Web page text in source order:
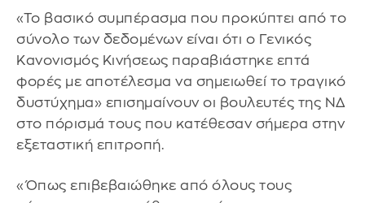
«Το βασικό συμπέρασμα που προκύπτει από το
σύνολο των δεδομένων είναι ότι ο Γενικός
Κανονισμός Κινήσεως παραβιάστηκε επτά
φορές με αποτέλεσμα να σημειωθεί το τραγικό
δυστύχημα» επισημαίνουν οι βουλευτές της ΝΔ
στο πόρισμά τους που κατέθεσαν σήμερα στην
εξεταστική επιτροπή.
«Όπως επιβεβαιώθηκε από όλους τους